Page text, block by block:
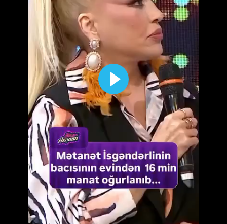
Mətanət İsgəndərlinin bacısının
evindən oğurluq
08.05.2026
QAFQAZINFO.AZ